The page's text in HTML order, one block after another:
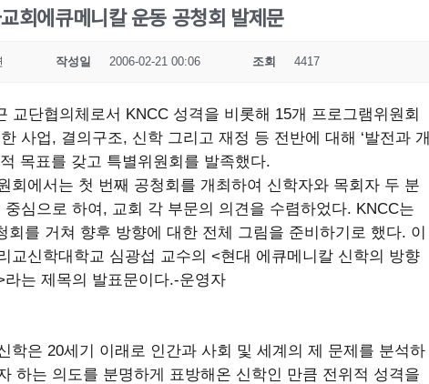
회에큐메니칼 운동 공청회 발제문
작성일 2006-02-21 00:06 조회 4417
교단협의체로서 KNCC 성격을 비롯해 15개 프로그램위원회
사업, 결의구조, 신학 그리고 재정 등 전반에 대해 ‘발전과 개
목표를 갖고 특별위원회를 발족했다.
회에서는 첫 번째 공청회를 개최하여 신학자와 목회자 두 분
중심으로 하여, 교회 각 부문의 의견을 수렴하었다. KNCC는
회를 거쳐 향후 방향에 대한 전체 그림을 준비하기로 했다. 이
교신학대학교 심광섭 교수의 <현대 에큐메니칼 신학의 방향
라는 제목의 발표문이다.-운영자
학은 20세기 이래로 인간과 사회 및 세계의 제 문제를 분석하
하는 의도를 분명하게 표방해온 신학인 만큼 전위적 성격을